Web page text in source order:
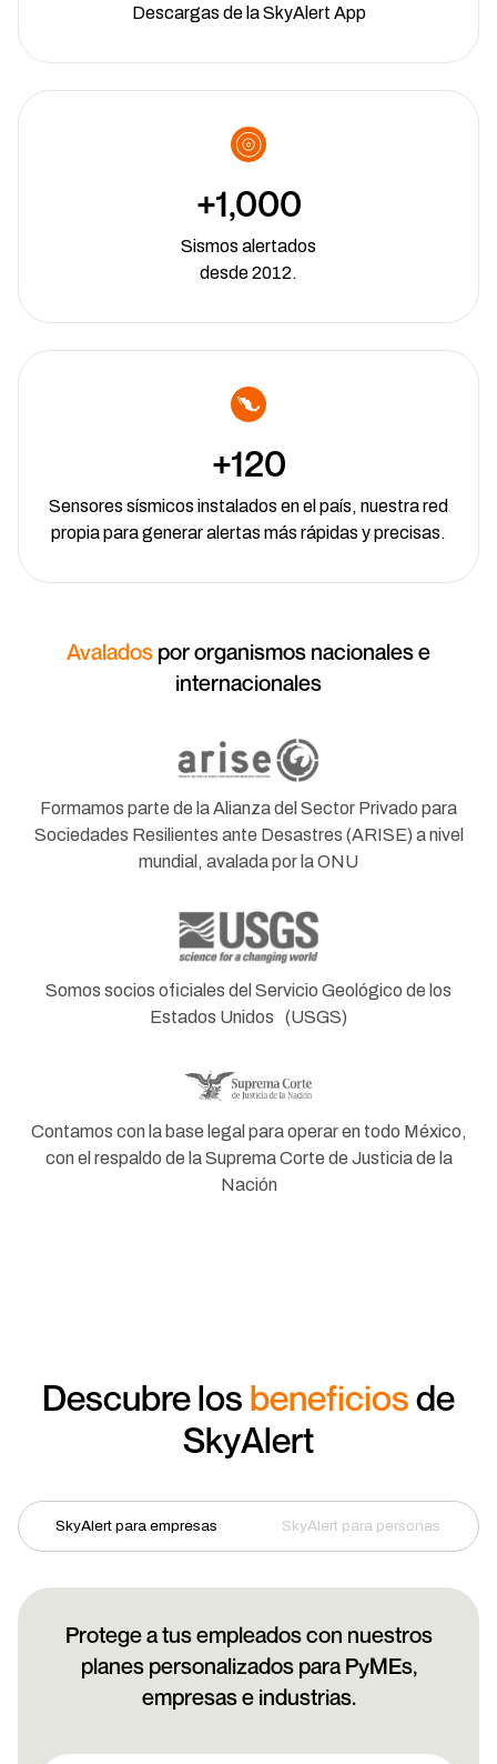
Descargas de la SkyAlert App
+1,000
Sismos alertados
desde 2012.
+120
Sensores sísmicos instalados en el país, nuestra red
propia para generar alertas más rápidas y precisas.
Avalados por organismos nacionales e
internacionales
Formamos parte de la Alianza del Sector Privado para
Sociedades Resilientes ante Desastres (ARISE) a nivel
mundial, avalada por la ONU
Somos socios oficiales del Servicio Geológico de los
Estados Unidos (USGS)
Contamos con la base legal para operar en todo México,
con el respaldo de la Suprema Corte de Justicia de la
Nación
Descubre los beneficiosde
SkyAlert
SkyAlert para empresas SkyAlert para personas
Protege a tus empleados con nuestros
planes personalizados para PyMEs,
empresas e industrias.